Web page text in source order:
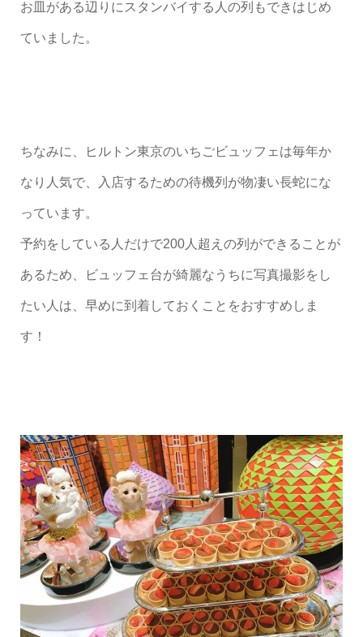
お皿がある辺りにスタンバイする人の列もできはじめ
ていました。
ちなみに、ヒルトン東京のいちごビュッフェは毎年か
なり人気で、入店するための待機列が物凄い長蛇にな
っています。
予約をしている人だけで200人超えの列ができることが
あるため、ビュッフェ台が綺麗なうちに写真撮影をし
たい人は、早めに到着しておくことをおすすめしま
す！